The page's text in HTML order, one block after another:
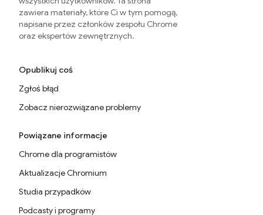
zawiera materiały, które Ci w tym pomogą,
napisane przez członków zespołu Chrome
oraz ekspertów zewnętrznych.
Opublikuj coś
Zgłoś błąd
Zobacz nierozwiązane problemy
Powiązane informacje
Chrome dla programistów
Aktualizacje Chromium
Studia przypadków
Podcasty i programy